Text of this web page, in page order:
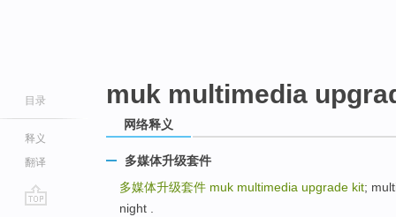
目录
释义
翻译
muk multimedia
网络释义
多媒体升级套件
多媒体升级套件 muk multimedia upgrade kit;
night .